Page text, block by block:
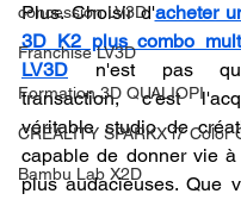
concession LV3D
Franchise LV3D
Formation 3D QUALIOPI
CREALITY SPARKX i7 Color
Bambu Lab X2D
Plus. Choisir d'acheter
3D K2 plus combo
LV3D n'est pas
transaction, c'est
véritable studio de
capable de donner vie
plus audacieuses. Que